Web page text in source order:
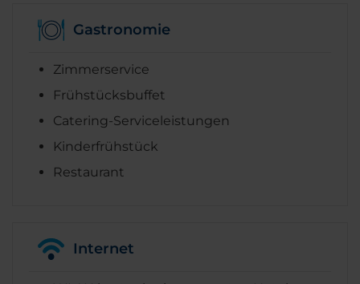
Gastronomie
Zimmerservice
Frühstücksbuffet
Catering-Serviceleistungen
Kinderfrühstück
Restaurant
Internet